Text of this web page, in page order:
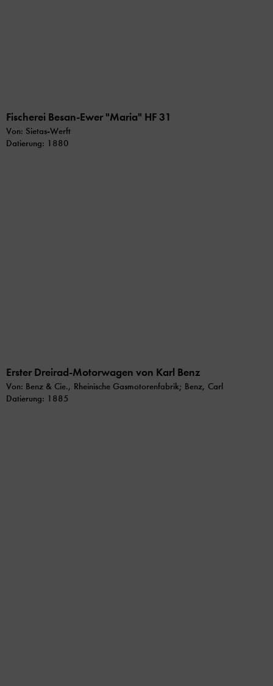
Fischerei Besan-Ewer "Maria" HF 31
Von: Sietas-Werft
Datierung: 1880
Erster Dreirad-Motorwagen von Karl Benz
Von: Benz & Cie., Rheinische Gasmotorenfabrik; Benz, Carl
Datierung: 1885